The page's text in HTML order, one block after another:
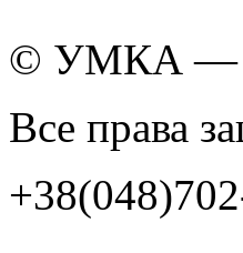
© УМКА —
Все права